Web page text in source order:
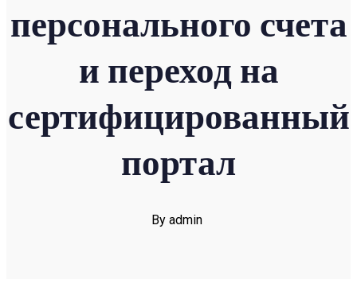
персонального счета
и переход на
сертифицированный
портал
By admin